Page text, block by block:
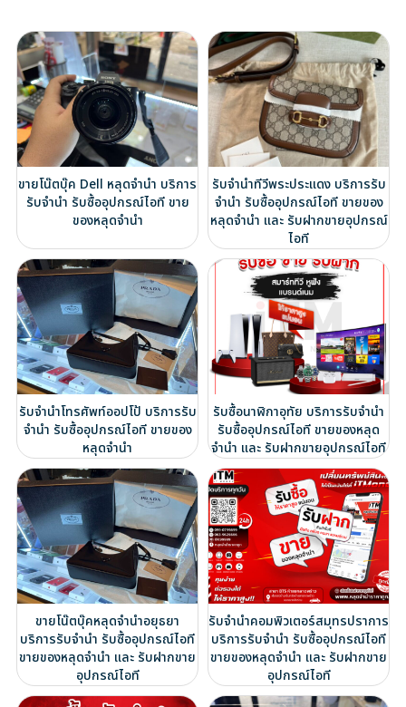
ขายโน๊ตบุ๊ค Dell หลุดจำนำ บริการ
รับจำนำ รับซื้ออุปกรณ์ไอที ขาย
ของหลุดจำนำ
รับจำนำทีวีพระประแดง บริการรับ
จำนำ รับซื้ออุปกรณ์ไอที ขายของ
หลุดจำนำ และ รับฝากขายอุปกรณ์
ไอที
รับจำนำโทรศัพท์ออปโป้ บริการรับ
จำนำ รับซื้ออุปกรณ์ไอที ขายของ
หลุดจำนำ
รับซื้อนาฬิกาอุทัย บริการรับจำนำ
รับซื้ออุปกรณ์ไอที ขายของหลุด
จำนำ และ รับฝากขายอุปกรณ์ไอที
ขายโน๊ตบุ๊คหลุดจำนำอยุธยา
บริการรับจำนำ รับซื้ออุปกรณ์ไอที
ขายของหลุดจำนำ และ รับฝากขาย
อุปกรณ์ไอที
รับจำนำคอมพิวเตอร์สมุทรปราการ
บริการรับจำนำ รับซื้ออุปกรณ์ไอที
ขายของหลุดจำนำ และ รับฝากขาย
อุปกรณ์ไอที